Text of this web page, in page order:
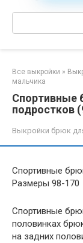
Поиск:
Все выкройки »
мальчика
Спортивные
подростков
Выкройки брюк
Спортивные
Размеры 98-170
Спортивные
половинках
на задних